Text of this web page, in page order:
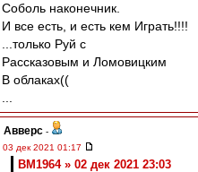
Соболь наконечник.
И все есть, и есть кем Играть!!!!
...только Руй с
Рассказовым и Ломовицким
В облаках((
Авверс -
03 дек 2021 01:17
BM1964 » 02 дек 2021 23:03